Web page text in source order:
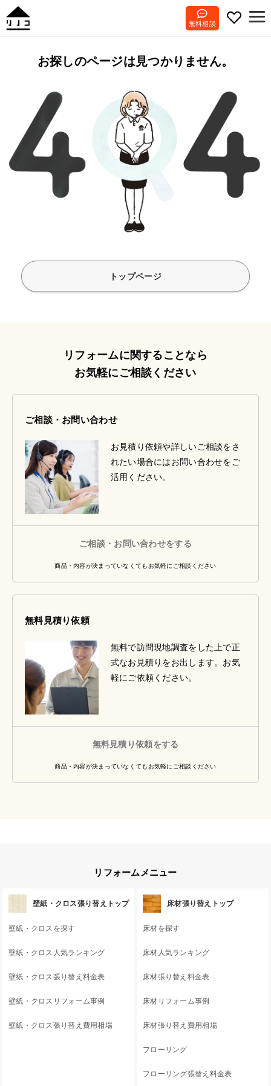
無料相談
お探しのページは見つかりません。
トップページ
リフォームに関することなら
お気軽にご相談ください
ご相談・お問い合わせ
お見積り依頼や詳しいご相談をさ
れたい場合にはお問い合わせをご
活用ください。
ご相談・お問い合わせをする
商品・内容が決まっていなくてもお気軽にご相談ください
無料見積り依頼
無料で訪問現地調査をした上で正
式なお見積りをお出します。お気
軽にご依頼ください。
無料見積り依頼をする
商品・内容が決まっていなくてもお気軽にご相談ください
リフォームメニュー
壁紙・クロス張り替えトップ
壁紙・クロスを探す
壁紙・クロス人気ランキング
壁紙・クロス張り替え料金表
壁紙・クロスリフォーム事例
壁紙・クロス張り替え費用相場
床材張り替えトップ
床材を探す
床材人気ランキング
床材張り替え料金表
床材リフォーム事例
床材張り替え費用相場
フローリング
フローリング張替え料金表